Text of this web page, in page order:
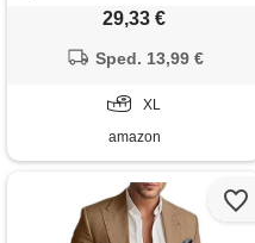
affari blazer e pantaloni
completo da uomo dinner
fit wedding cerimonia abiti da
lavoro
29,33 €
Sped. 13,99 €
XL
amazon